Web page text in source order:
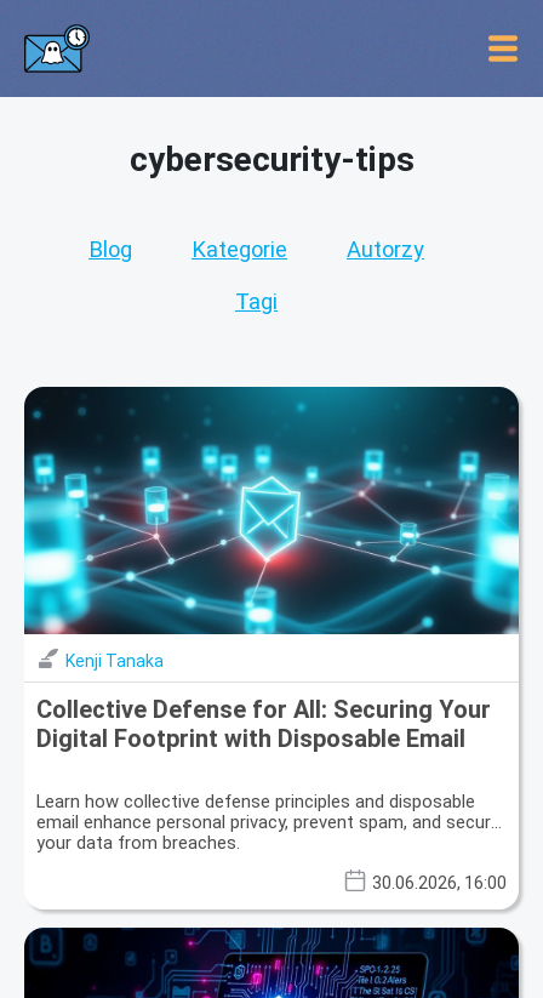
cybersecurity-tips
Blog Kategorie Autorzy
Tagi
Kenji Tanaka
Collective Defense for All: Securing Your
Digital Footprint with Disposable Email
Learn how collective defense principles and disposable
email enhance personal privacy, prevent spam, and secure
your data from breaches.
30.06.2026, 16:00